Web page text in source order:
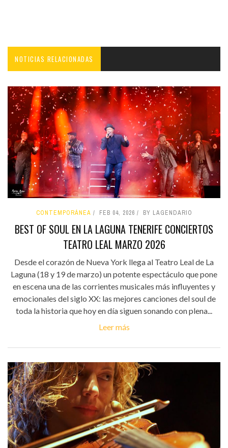
NOTICIAS RELACIONADAS
CONTEMPORÁNEA FEB 04, 2026 BY LAGENDARIO
BEST OF SOUL EN LA LAGUNA TENERIFE CONCIERTOS
TEATRO LEAL MARZO 2026
Desde el corazón de Nueva York llega al Teatro Leal de La
Laguna (18 y 19 de marzo) un potente espectáculo que pone
en escena una de las corrientes musicales más influyentes y
emocionales del siglo XX: las mejores canciones del soul de
toda la historia que hoy en día siguen sonando con plena...
Leer más